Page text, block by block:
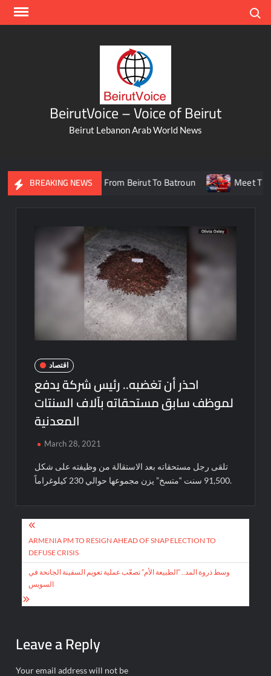
Skip
BeirutVoice – Voice of Beirut
Beirut Lebanon Arab World News
BREAKING NEWS
And Take A Ferry From Beirut To Batroun Meet The
اقتصاد
احذر أن تغضبه.. رئيس شركة يدفع
لموظف سابق مستحقاته بآلاف السنتات
المعدنية
March 28, 2021
تلقى رجل مستحقاته بعد الاستقالة من وظيفته على شكل
91,500 سنت “متسخ” يزن مجموعها حوالي 230 كيلوغراماً.
Post
navigation
ARMENIA PM TO RESIGN AHEAD OF SNAP ELECTION TO
DEFUSE CRISIS
وسط ذروة المد.. “الطبيعة الأم” تصعّب عملية تعويم السفينة الجانحة في
السويس
Leave a Reply
Your email address will not be